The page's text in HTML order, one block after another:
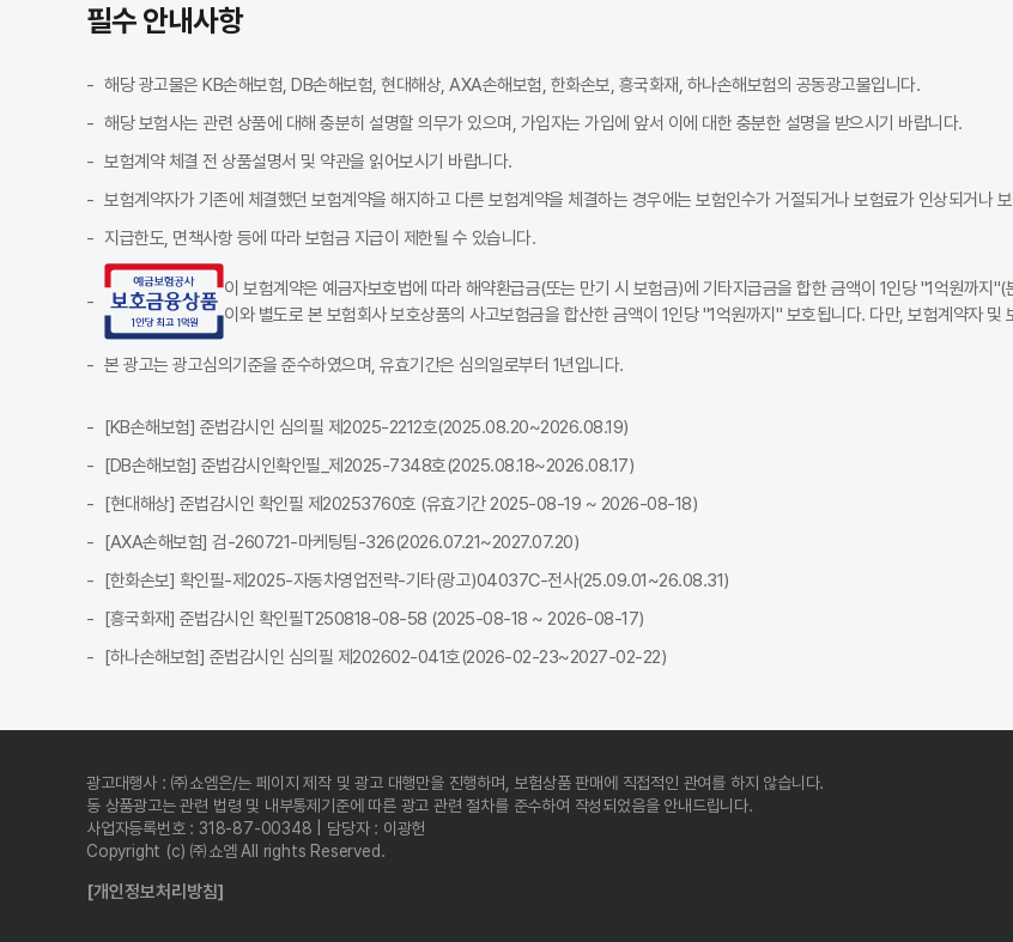
필수 안내사항
해당 광고물은 KB손해보험, DB손해보험, 현대해상, AXA손해보험, 한화손보, 흥국화재, 하나손해보험의 공동광고물입니다.
해당 보험사는 관련 상품에 대해 충분히 설명할 의무가 있으며, 가입자는 가입에 앞서 이에 대한 충분한 설명을 받으시기 바랍니다.
보험계약 체결 전 상품설명서 및 약관을 읽어보시기 바랍니다.
보험계약자가 기존에 체결했던 보험계약을 해지하고 다른 보험계약을 체결하는 경우에는 보험인수가 거절되거나 보험료가 인상되거나
지급한도, 면책사항 등에 따라 보험금 지급이 제한될 수 있습니다.
이 보험계약은 예금자보호법에 따라 해약환급금(또는 만기 시 보험금)에 기타지급금을 합한 금액이 1인당 "1억원까지
이와 별도로 본 보험회사 보호상품의 사고보험금을 합산한 금액이 1인당 "1억원까지" 보호됩니다. 다만, 보험계약자
본 광고는 광고심의기준을 준수하였으며, 유효기간은 심의일로부터 1년입니다.
[KB손해보험] 준법감시인 심의필 제2025-2212호(2025.08.20~2026.08.19)
[DB손해보험] 준법감시인확인필_제2025-7348호(2025.08.18~2026.08.17)
[현대해상] 준법감시인 확인필 제20253760호 (유효기간 2025-08-19 ~ 2026-08-18)
[AXA손해보험] 검-260721-마케팅팀-326(2026.07.21~2027.07.20)
[한화손보] 확인필-제2025-자동차영업전략-기타(광고)04037C-전사(25.09.01~26.08.31)
[흥국화재] 준법감시인 확인필T250818-08-58 (2025-08-18 ~ 2026-08-17)
[하나손해보험] 준법감시인 심의필 제202602-041호(2026-02-23~2027-02-22)
광고대행사 : ㈜쇼엠은/는 페이지 제작 및 광고 대행만을 진행하며, 보험상품 판매에 직접적인 관여를 하지 않습니다.
동 상품광고는 관련 법령 및 내부통제기준에 따른 광고 관련 절차를 준수하여 작성되었음을 안내드립니다.
사업자등록번호 : 318-87-00348 | 담당자 : 이광헌
Copyright (c) ㈜쇼엠 All rights Reserved.
[개인정보처리방침]